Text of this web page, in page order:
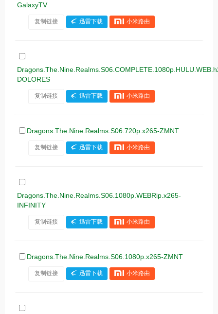
GalaxyTV
复制链接 迅雷下载 小米路由
DOLORES
复制链接 迅雷下载 小米路由
Dragons.The.Nine.Realms.S06.720p.x265-ZMNT
复制链接 迅雷下载 小米路由
Dragons.The.Nine.Realms.S06.1080p.WEBRip.x265-
INFINITY
复制链接 迅雷下载 小米路由
Dragons.The.Nine.Realms.S06.1080p.x265-ZMNT
复制链接 迅雷下载 小米路由